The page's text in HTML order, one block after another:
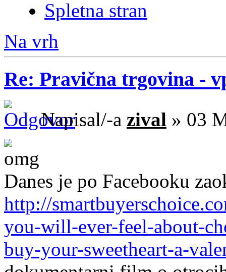
Spletna stran
Na vrh
Re: Pravična trgovina -
Napisal/-a zival » 03
Danes je po Facebooku
http://
you-will-ever-feel-about-
buy-your-sweetheart-a-